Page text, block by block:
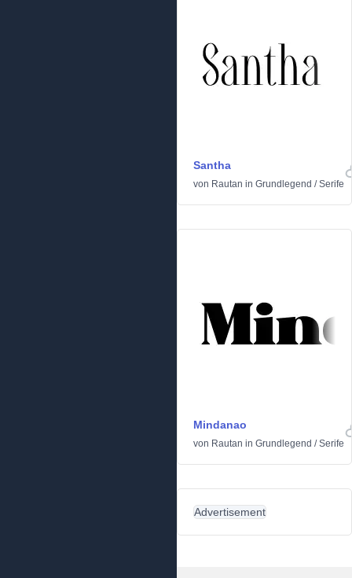
Santha
von Rautan in Grundlegend /Serife
Mindanao
von Rautan in Grundlegend /Serife
Advertisement